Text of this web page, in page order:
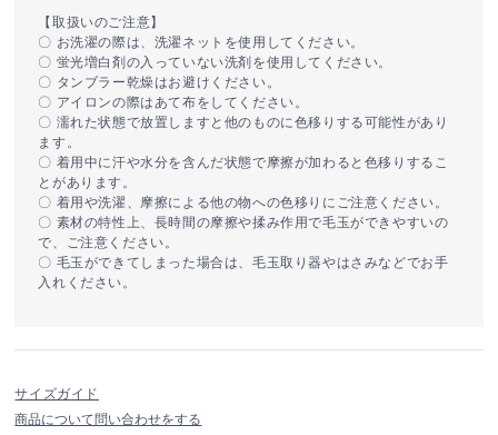
【取扱いのご注意】
〇 お洗濯の際は、洗濯ネットを使用してください。
〇 蛍光増白剤の入っていない洗剤を使用してください。
〇 タンブラー乾燥はお避けください。
〇 アイロンの際はあて布をしてください。
〇 濡れた状態で放置しますと他のものに色移りする可能性があり
ます。
〇 着用中に汗や水分を含んだ状態で摩擦が加わると色移りするこ
とがあります。
〇 着用や洗濯、摩擦による他の物への色移りにご注意ください。
〇 素材の特性上、長時間の摩擦や揉み作用で毛玉ができやすいの
で、ご注意ください。
〇 毛玉ができてしまった場合は、毛玉取り器やはさみなどでお手
入れください。
サイズガイド
商品について問い合わせをする